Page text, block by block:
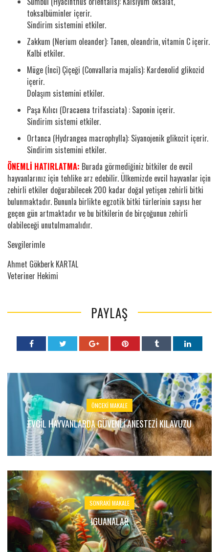
toksalbüminler içerir.
Sindirim sistemini etkiler.
Zakkum (Nerium oleander): Tanen, oleandrin, vitamin C içerir.
Kalbi etkiler.
Müge (İnci) Çiçeği (Convallaria majalis): Kardenolid glikozid
içerir.
Dolaşım sistemini etkiler.
Paşa Kılıcı (Dracaena trifasciata) : Saponin içerir.
Sindirim sistemi etkiler.
Ortanca (Hydrangea macrophylla): Siyanojenik glikozit içerir.
Sindirim sistemini etkiler.
ÖNEMLİ HATIRLATMA: Burada görmediğiniz bitkiler de evcil
hayvanlarınız için tehlike arz edebilir. Ülkemizde evcil hayvanlar için
zehirli etkiler doğurabilecek 200 kadar doğal yetişen zehirli bitki
bulunmaktadır. Bununla birlikte egzotik bitki türlerinin sayısı her
geçen gün artmaktadır ve bu bitkilerin de birçoğunun zehirli
olabileceği unutulmamalıdır.
Sevgilerimle
Ahmet Gökberk KARTAL
Veteriner Hekimi
PAYLAŞ
ÖNCEKI MAKALE
EVCIL HAYVANLARDA GÜVENLI ANESTEZI KILAVUZU
SONRAKI MAKALE
IGUANALAR